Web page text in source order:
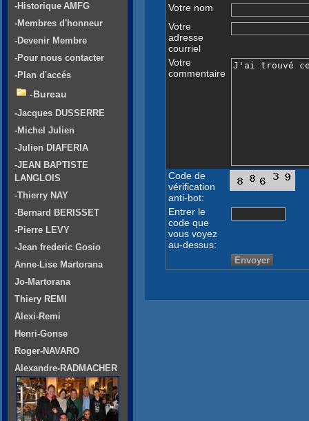
Votre nom
Votre
adresse
courriel
Votre
commentaire
Code de
vérification
anti-bot:
Entrer le
code que
vous voyez
au-dessus:
-Historique AMFG
-Membres d'honneur
-Devenir Membre
-Pour nous contacter
-Plan d'accés
-Bureau
-Jacques DUSSERRE
-Michel Julien
-Julien DIAFERIA
-JEAN BAPTISTE
LANGLOIS
-Thierry NAY
-Bernard BERISSET
-Pierre LEVY
-Jean frederic Gosio
Anne-Lise Martorana
Jo-Martorana
Thiery REMI
Alexi-Remi
Henri-Gonse
Roger-NAVARO
Alexandre-RADMACHER